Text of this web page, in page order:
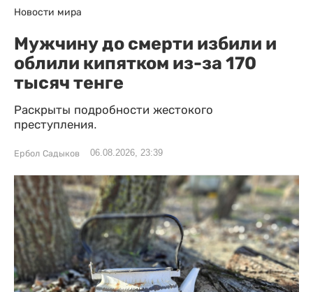
Новости мира
Мужчину до смерти избили и
облили кипятком из-за 170
тысяч тенге
Раскрыты подробности жестокого
преступления.
Ербол Садыков 06.08.2026, 23:39